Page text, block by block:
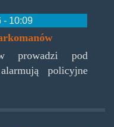
- 10:09
prowadzi pod
policyjne